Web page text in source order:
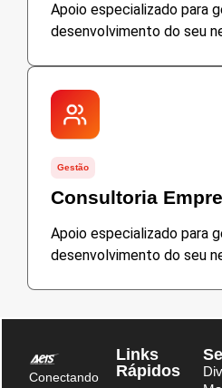
Apoio especializado para
desenvolvimento do seu
Gestão
Consultoria
Apoio especializado para
desenvolvimento do seu
Conectando
Links
Rápidos